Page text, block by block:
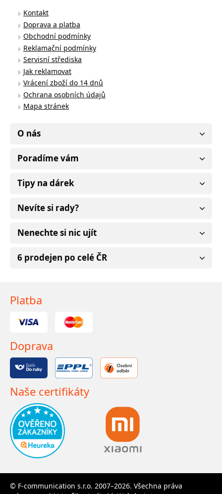
Kontakt
Doprava a platba
Obchodní podmínky
Reklamační podmínky
Servisní střediska
Jak reklamovat
Vrácení zboží do 14 dnů
Ochrana osobních údajů
Mapa stránek
O nás
Poradíme vám
Tipy na dárek
Nevíte si rady?
Nenechte si nic ujít
6 prodejen po celé ČR
Platba
Doprava
Naše certifikáty
© F-communication s.r.o. 2007–2026. Všechna práva